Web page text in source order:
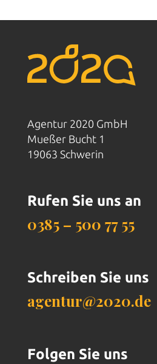
Agentur 2020 GmbH
Mueßer Bucht 1
19063 Schwerin
Rufen Sie uns an
0385 – 500 77 55
Schreiben Sie uns
agentur@2020.de
Folgen Sie uns